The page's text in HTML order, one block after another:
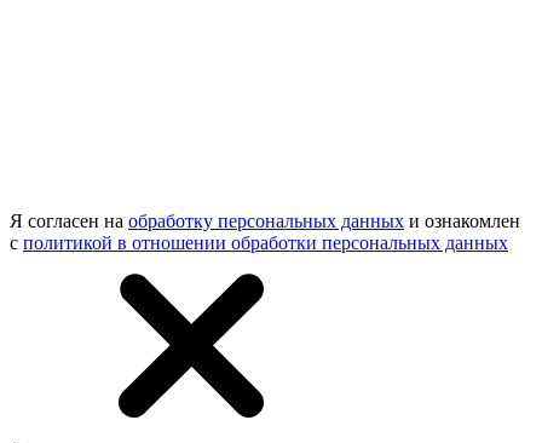
Я согласен на обработку персональных данных и ознакомлен
с политикой в отношении обработки персональных данных